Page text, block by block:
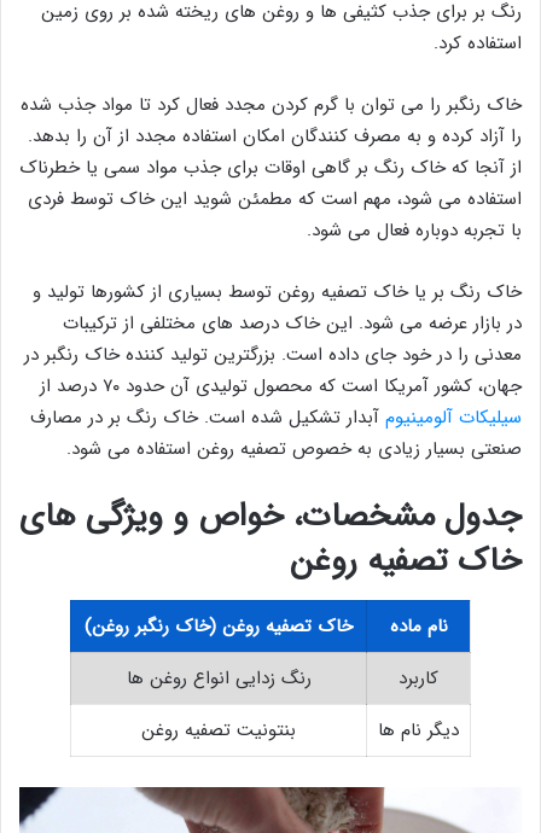
رنگ بر برای جذب کثیفی ها و روغن های ریخته شده بر روی زمین
استفاده کرد.
خاک رنگبر را می توان با گرم کردن مجدد فعال کرد تا مواد جذب شده
را آزاد کرده و به مصرف کنندگان امکان استفاده مجدد از آن را بدهد.
از آنجا که خاک رنگ بر گاهی اوقات برای جذب مواد سمی یا خطرناک
استفاده می شود، مهم است که مطمئن شوید این خاک توسط فردی
با تجربه دوباره فعال می شود.
خاک رنگ بر یا خاک تصفیه روغن توسط بسیاری از کشورها تولید و
در بازار عرضه می شود. این خاک درصد های مختلفی از ترکیبات
معدنی را در خود جای داده است. بزرگترین تولید کننده خاک رنگبر در
جهان، کشور آمریکا است که محصول تولیدی آن حدود ۷۰ درصد از
سیلیکات آلومینیوم آبدار تشکیل شده است. خاک رنگ بر در مصارف
صنعتی بسیار زیادی به خصوص تصفیه روغن استفاده می شود.
جدول مشخصات، خواص و ویژگی های
خاک تصفیه روغن
نام ماده
خاک تصفیه روغن (خاک رنگبر روغن)
کاربرد
رنگ زدایی انواع روغن ها
دیگر نام ها
بنتونیت تصفیه روغن